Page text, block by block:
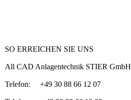
SO ERREICHEN SIE UNS
All CAD Anlagentechnik STIER GmbH
Telefon: +49 30 88 66 12 07